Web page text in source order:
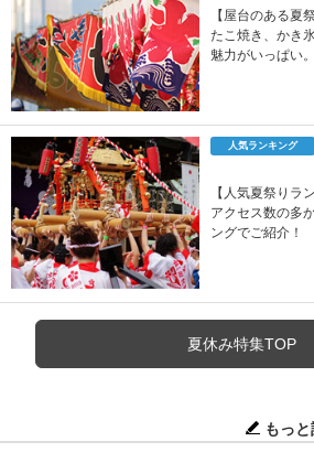
【屋台のある夏
たこ焼き、かき
魅力がいっぱい
人気ランキング
【人気夏祭りラ
アクセス数の多
ングでご紹介！
夏休み特集TOP
もっ